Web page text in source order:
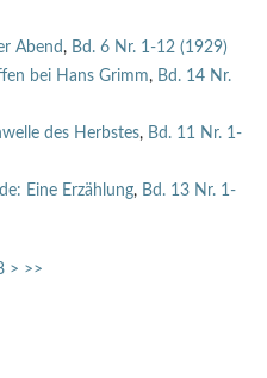
Abend , Bd. 6 Nr. 1-12 (1929)
bei Hans Grimm, Bd. 14 Nr.
des Herbstes, Bd. 11 Nr. 1-
Eine Erzählung, Bd. 13 Nr. 1-
> >>